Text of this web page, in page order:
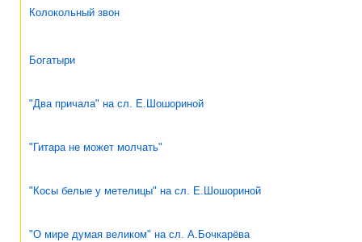
Колокольный звон
Богатыри
"Два причала" на сл. Е.Шошориной
"Гитара не может молчать"
"Косы белые у метелицы" на сл. Е.Шошориной
"О мире думая великом" на сл. А.Бочкарёва